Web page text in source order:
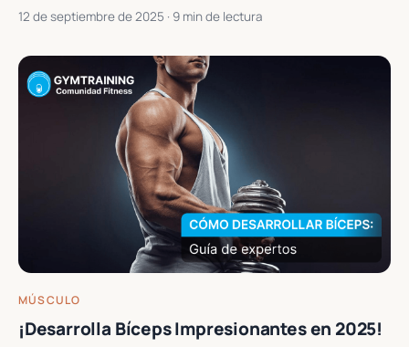
12 de septiembre de 2025 · 9 min de lectura
MÚSCULO
¡Desarrolla Bíceps Impresionantes en 2025!